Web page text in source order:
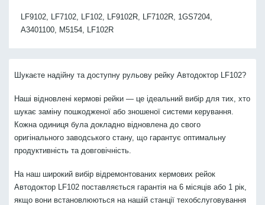
LF9102, LF7102, LF102, LF9102R, LF7102R, 1GS7204,
A3401100, M5154, LF102R
Шукаєте надійну та доступну рульову рейку Автодоктор LF102?
Наші відновлені кермові рейки — це ідеальний вибір для тих, хто
шукає заміну пошкодженої або зношеної системи керування.
Кожна одиниця була докладно відновлена до свого
оригінального заводського стану, що гарантує оптимальну
продуктивність та довговічність.
На наш широкий вибір відремонтованих кермових рейок
Автодоктор LF102 поставляється гарантія на 6 місяців або 1 рік,
якщо вони встановлюються на нашій станції техобслуговування